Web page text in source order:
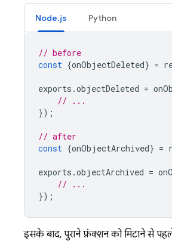
Node.js Python
// before
const {onObjectDeleted} =
exports .objectDeleted =
// ...
});
// after
const {onObjectArchived} =
exports .objectArchived =
// ...
});
इसके बाद, पुराने फ़ंक्शन को मिटाने से